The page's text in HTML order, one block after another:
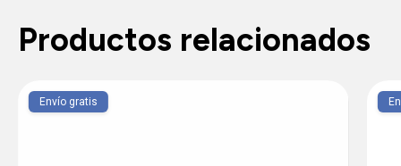
Productos relacionados
Envío gratis